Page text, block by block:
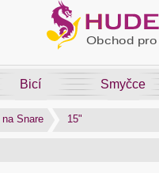
Bicí Smyčce
na Snare 15"